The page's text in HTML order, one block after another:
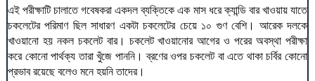
এই পরীক্ষাটি চালাতে গবেষকরা একদল ব্যক্তিকে এক মাস ধরে ক্যান্ডি বার খাওয়ায় যাতে
চকলেটের পরিমাণ ছিল সাধারণ একটা চকলেটের চেয়ে ১০ গুণ বেশি। আরেক দলকে
খাওয়ানো হয় নকল চকলেট বার। চকলেট খাওয়ানোর আগের ও পরের অবস্থা পরীক্ষা
করে কোনো পার্থক্য তারা খুঁজে পাননি। ব্রণের ওপর চকলেট বা এতে থাকা চর্বির কোনো
প্রভাব রয়েছে বলেও মনে হয়নি তাদের।